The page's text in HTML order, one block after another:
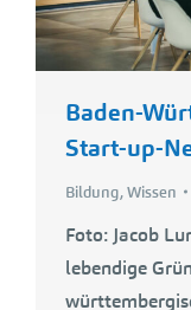
Baden-
Start-up-
Bildung,Wissen
Foto: Jacob
lebendige